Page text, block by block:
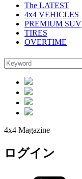
The LATEST
4x4 VEHICLES
PREMIUM SUV
TIRES
OVERTIME
4x4 Magazine
ログイン